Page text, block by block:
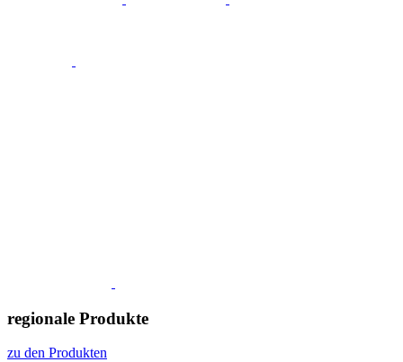
regionale Produkte
zu den Produkten